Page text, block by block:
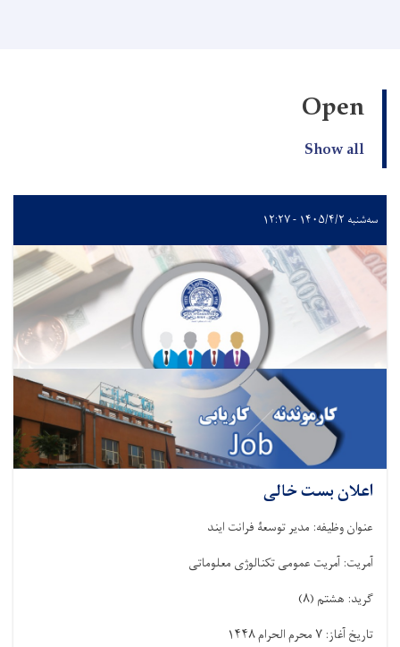
Open
Show all
سه‌شنبه ۱۴۰۵/۴/۲ - ۱۲:۲۷
اعلان بست خالی
عنوان وظیفه: مدیر توسعۀ فرانت ایند
آمریت: آمریت عمومی تکنالوژی معلوماتی
گرید: هشتم (۸)
تاریخ آغاز: ۷محرم الحرام۱۴۴۸